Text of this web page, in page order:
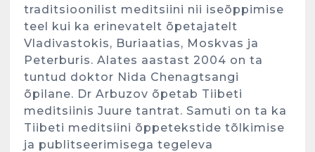
traditsioonilist meditsiini nii iseõppimise
teel kui ka erinevatelt õpetajatelt
Vladivastokis, Buriaatias, Moskvas ja
Peterburis. Alates aastast 2004 on ta
tuntud doktor Nida Chenagtsangi
õpilane. Dr Arbuzov õpetab Tiibeti
meditsiinis Juure tantrat. Samuti on ta ka
Tiibeti meditsiini õppetekstide tõlkimise
ja publitseerimisega tegeleva